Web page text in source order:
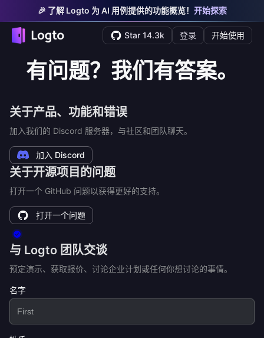
🎉 了解 Logto 为 AI 用例提供的功能概览！ 开始探索
Star 14.3k 登录 开始使用
有问题？我们有答案。
关于产品、功能和错误
加入我们的 Discord 服务器，与社区和团队聊天。
加入 Discord
关于开源项目的问题
打开一个 GitHub 问题以获得更好的支持。
打开一个问题
与 Logto 团队交谈
预定演示、获取报价、讨论企业计划或任何你想讨论的事情。
名字